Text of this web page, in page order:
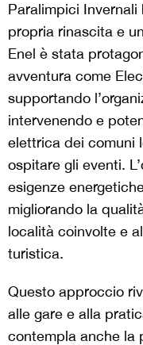
Paralimpici
propria rinascita e
Enel è stata
avventura come
supportando
intervenendo e
elettrica dei comuni
ospitare gli eventi.
esigenze
migliorando la
località coinvolte e
turistica.
Questo approccio
alle gare e alla
contempla anche la